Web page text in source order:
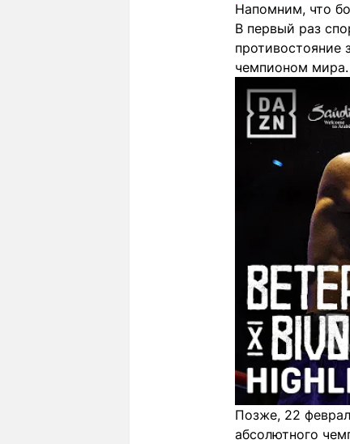
Напомним, что
В первый раз
противостояние
чемпионом мира.
Позже, 22
абсолютного